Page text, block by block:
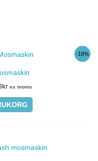
-18%
kr
Det
är:
15.870,00kr.
ex moms